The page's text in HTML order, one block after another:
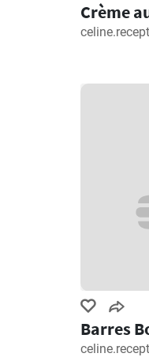
Crème
Barres